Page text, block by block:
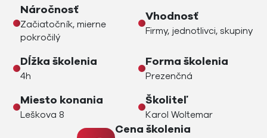
Náročnosť
Začiatočník, mierne
pokročilý
Vhodnosť
Firmy, jednotlivci, skupiny
Dĺžka školenia
4h
Forma školenia
Prezenčná
Miesto konania
Leškova 8
Školiteľ
Karol Woltemar
Cena školenia